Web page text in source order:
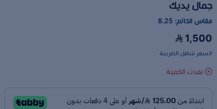
جمال يديك
مقاس الخاتم: 8.25
1,500
السعر شامل الضريبة
نفدت الكمية